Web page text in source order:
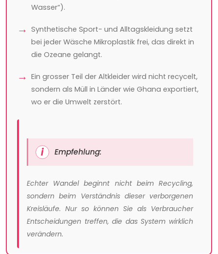
Wasser“).
Synthetische Sport- und Alltagskleidung setzt
bei jeder Wäsche Mikroplastik frei, das direkt in
die Ozeane gelangt.
Ein grosser Teil der Altkleider wird nicht recycelt,
sondern als Müll in Länder wie Ghana exportiert,
wo er die Umwelt zerstört.
Empfehlung:
Echter Wandel beginnt nicht beim Recycling,
sondern beim Verständnis dieser verborgenen
Kreisläufe. Nur so können Sie als Verbraucher
Entscheidungen treffen, die das System wirklich
verändern.